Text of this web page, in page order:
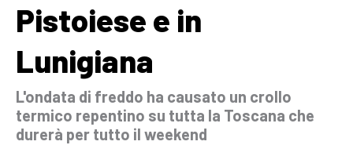
Pistoiese e in
Lunigiana
L'ondata di freddo ha causato un crollo
termico repentino su tutta la Toscana che
durerà per tutto il weekend